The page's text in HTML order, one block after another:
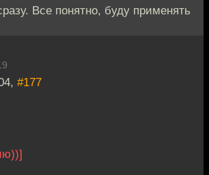
Все понятно, буду применять
#177